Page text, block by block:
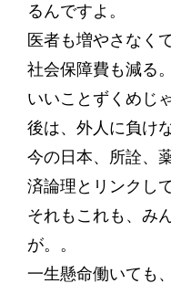
るんですよ。
医者も増やさなく
社会保障費も減る。
いいことずくめじ
後は、外人に負け
今の日本、所詮、
済論理とリンクし
それもこれも、み
が。。
一生懸命働いても